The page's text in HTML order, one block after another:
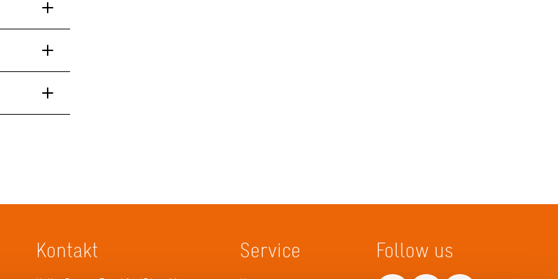
Kontakt Service Follow us